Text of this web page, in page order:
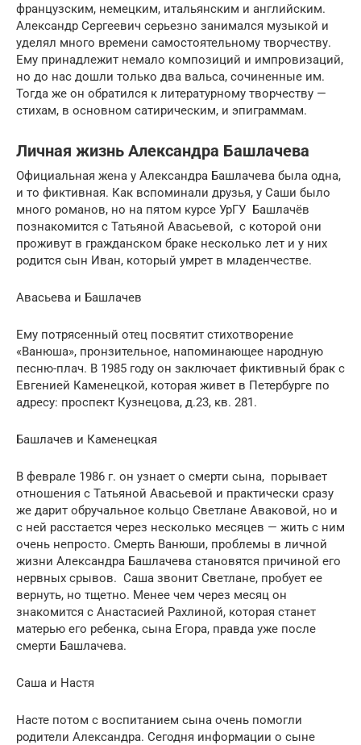
французским, немецким, итальянским и английским.
Александр Сергеевич серьезно занимался музыкой и
уделял много времени самостоятельному творчеству.
Ему принадлежит немало композиций и импровизаций,
но до нас дошли только два вальса, сочиненные им.
Тогда же он обратился к литературному творчеству —
стихам, в основном сатирическим, и эпиграммам.
Личная жизнь Александра Башлачева
Официальная жена у Александра Башлачева была одна,
и то фиктивная. Как вспоминали друзья, у Саши было
много романов, но на пятом курсе УрГУ Башлачёв
познакомится с Татьяной Авасьевой, с которой они
проживут в гражданском браке несколько лет и у них
родится сын Иван, который умрет в младенчестве.
Авасьева и Башлачев
Ему потрясенный отец посвятит стихотворение
«Ванюша», пронзительное, напоминающее народную
песню-плач. В 1985 году он заключает фиктивный брак с
Евгенией Каменецкой, которая живет в Петербурге по
адресу: проспект Кузнецова, д.23, кв. 281.
Башлачев и Каменецкая
В феврале 1986 г. он узнает о смерти сына, порывает
отношения с Татьяной Авасьевой и практически сразу
же дарит обручальное кольцо Светлане Аваковой, но и
с ней расстается через несколько месяцев — жить с ним
очень непросто. Смерть Ванюши, проблемы в личной
жизни Александра Башлачева становятся причиной его
нервных срывов. Саша звонит Светлане, пробует ее
вернуть, но тщетно. Менее чем через месяц он
знакомится с Анастасией Рахлиной, которая станет
матерью его ребенка, сына Егора, правда уже после
смерти Башлачева.
Саша и Настя
Насте потом с воспитанием сына очень помогли
родители Александра. Сегодня информации о сыне